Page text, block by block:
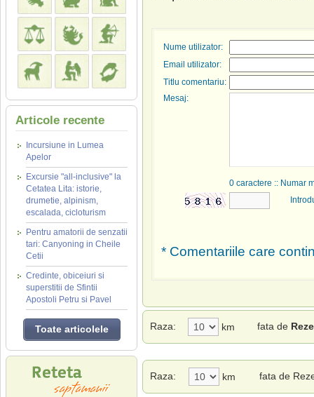
Articole recente
Incursiune in Lumea
Apelor
Excursie "all-inclusive" la
Cetatea Lita: istorie,
drumetie, alpinism,
escalada, cicloturism
Pentru amatorii de senzatii
tari: Canyoning in Cheile
Cetii
Credinte, obiceiuri si
superstitii de Sfintii
Apostoli Petru si Pavel
Toate articolele
Nume utilizator:
Email utilizator:
Titlu comentariu:
Mesaj:
0 caractere :: Numar
* Comentariile care
Raza: km fata de
Raza: km fata de